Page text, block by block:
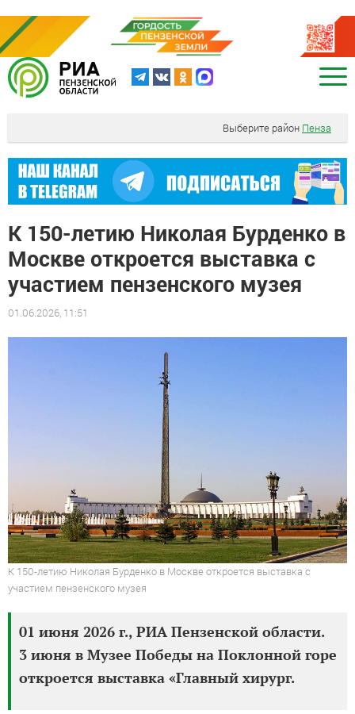
Выберите район Пенза
К 150-летию Николая Бурденко в
Москве откроется выставка с
участием пензенского музея
01.06.2026, 11:51
К 150-летию Николая Бурденко в Москве откроется выставка с
участием пензенского музея
01 июня 2026 г., РИА Пензенской области.
3 июня в Музее Победы на Поклонной горе
откроется выставка «Главный хирург.